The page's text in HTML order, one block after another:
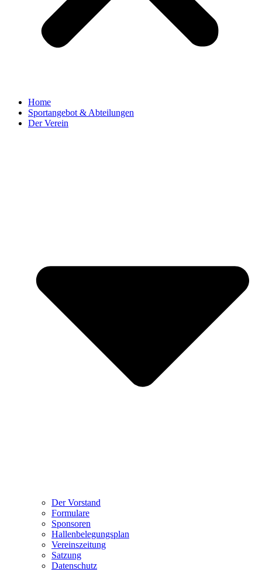
Home
Sportangebot & Abteilungen
Der Verein
Der Vorstand
Formulare
Sponsoren
Hallenbelegungsplan
Vereinszeitung
Satzung
Datenschutz